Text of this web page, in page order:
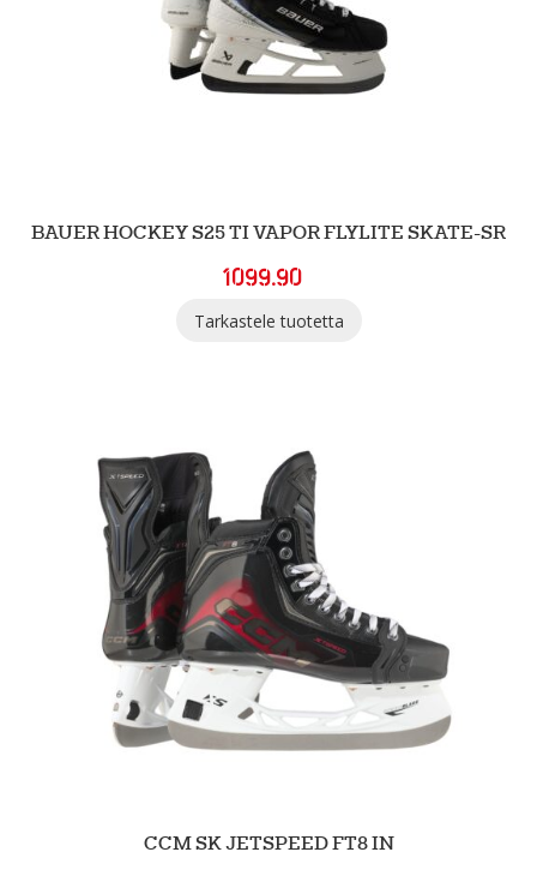
BAUER HOCKEY S25 TI VAPOR FLYLITE SKATE-SR
1099.90
Tarkastele tuotetta
CCM SK JETSPEED FT8 IN